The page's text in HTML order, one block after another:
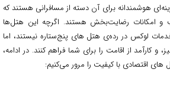
هوشمندانه برای آن دسته از مسافرانی هستند که
و امکانات رضایت‌بخش هستند. اگرچه این هتل‌ها
خدمات لوکس در رده‌ی هتل‌ های پنج‌ستاره نیستند، اما
و کارآمد از اقامت را برای شما فراهم کنند. در ادامه،
های اقتصادی با کیفیت را مرور می‌کنیم: